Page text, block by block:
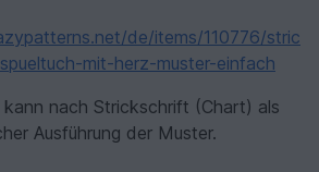
de/items/110776/stric
mit-herz-muster-einfach
nach Strickschrift (Chart) als
Ausführung der Muster.